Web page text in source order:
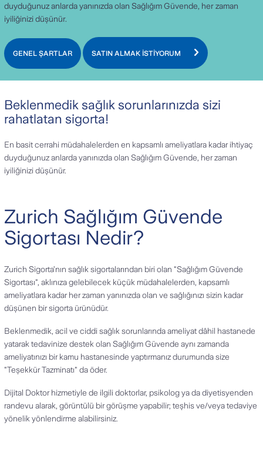
duyduğunuz anlarda yanınızda olan Sağlığım Güvende, her zaman
iyiliğinizi düşünür.
GENEL ŞARTLAR SATIN ALMAK İSTİYORUM
Beklenmedik sağlık sorunlarınızda sizi
rahatlatan sigorta!
En basit cerrahi müdahalelerden en kapsamlı ameliyatlara kadar ihtiyaç
duyduğunuz anlarda yanınızda olan Sağlığım Güvende, her zaman
iyiliğinizi düşünür.
Zurich Sağlığım Güvende
Sigortası Nedir?
Zurich Sigorta’nın sağlık sigortalarından biri olan "Sağlığım Güvende
Sigortası", aklınıza gelebilecek küçük müdahalelerden, kapsamlı
ameliyatlara kadar her zaman yanınızda olan ve sağlığınızı sizin kadar
düşünen bir sigorta ürünüdür.
Beklenmedik, acil ve ciddi sağlık sorunlarında ameliyat dâhil hastanede
yatarak tedavinize destek olan Sağlığım Güvende aynı zamanda
ameliyatınızı bir kamu hastanesinde yaptırmanız durumunda size
"Teşekkür Tazminatı" da öder.
Dijital Doktor hizmetiyle de ilgili doktorlar, psikolog ya da diyetisyenden
randevu alarak, görüntülü bir görüşme yapabilir; teşhis ve/veya tedaviye
yönelik yönlendirme alabilirsiniz.